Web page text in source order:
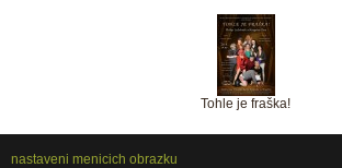
Tohle je fraška!
nastaveni menicich obrazku